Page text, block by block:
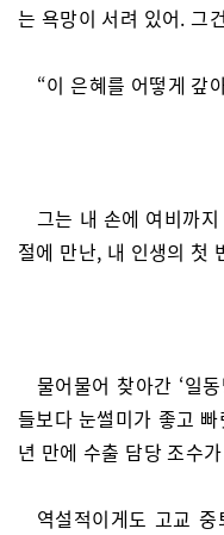
는 욕망이 서려 있어. 그
“이 은혜를 어떻게 갚
그는 내 손에 여비까
절에 만난, 내 인생의 첫
물어물어 찾아간 ‘일
들보다 눈썰미가 좋고
년 만에 수출 담당 조수
역설적이게도 고교